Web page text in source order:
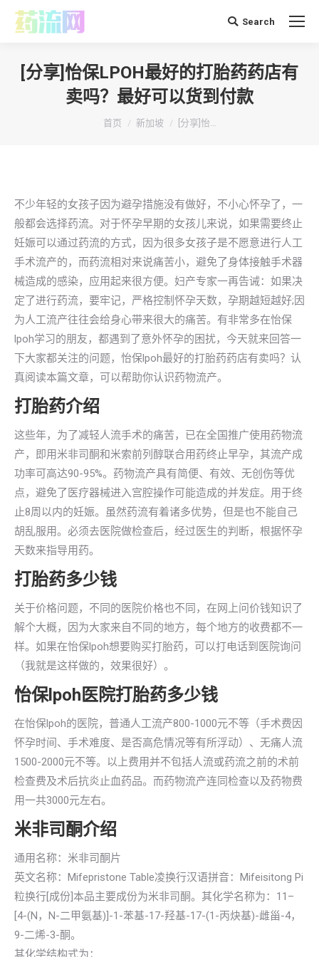
搜 Search
[分享]怡保LPOH最好的打胎药药店有
卖吗？最好可以货到付款
你在这里：
首页 新加坡 [分享]怡…
不少年轻的女孩子因为避孕措施没有做好，不小心怀孕了，一
般都会选择药流。对于怀孕早期的女孩儿来说，如果需要终止
妊娠可以通过药流的方式，因为很多女孩子是不愿意进行人工
手术流产的，而药流相对来说痛苦小，避免了身体接触手术器
械造成的感染，应用起来很方便。妇产专家一再告诫：如果决
定了进行药流，要牢记，严格控制怀孕天数，孕期越短越好;因
为人工流产往往会给身心带来很大的痛苦。有非常多在怡保
lpoh学习的朋友，都遇到了意外怀孕的困扰，今天就来回答一
下大家都关注的问题，怡保lpoh最好的打胎药药店有卖吗？认
真阅读本篇文章，可以帮助你认识药物流产。
打胎药介绍
这些年，为了减轻人流手术的痛苦，已在全国推广使用药物流
产，即用米非司酮和米索前列醇联合用药终止早孕，其流产成
功率可高达90-95%。药物流产具有简便、有效、无创伤等优
点，避免了医疗器械进入宫腔操作可能造成的并发症。用于终
止8周以内的妊娠。虽然药流有着诸多优势，但是也不能自己
胡乱服用。必须去医院做检查后，经过医生的判断，根据怀孕
天数来指导用药。
打胎药多少钱
关于价格问题，不同的医院价格也不同，在网上问价钱知识了
解个大概，因为大家来自不同的地方，每个地方的收费都不一
样。如果在怡保lpoh想要购买打胎药，可以打电话到医院询问
（我就是这样做的，效果很好）。
怡保lpoh医院打胎药多少钱
在怡保lpoh的医院，普通人工流产800-1000元不等（手术费因
怀孕时间、手术难度、是否高危情况等有所浮动）、无痛人流
1500-2000元不等。以上费用并不包括人流或药流之前的术前
检查费及术后抗炎止血药品。而药物流产连同检查以及药物费
用一共3000元左右。
米非司酮介绍
通用名称：米非司酮片
英文名称：Mifepristone Table凌换行汉语拼音：Mifeisitong Pi
粒换行[成份]本品主要成份为米非司酮。其化学名称为：11–
[4-(N，N-二甲氨基)]-1-苯基-17-羟基-17-(1-丙炔基)-雌甾-4，
9-二烯-3-酮。
其化学结构式为：